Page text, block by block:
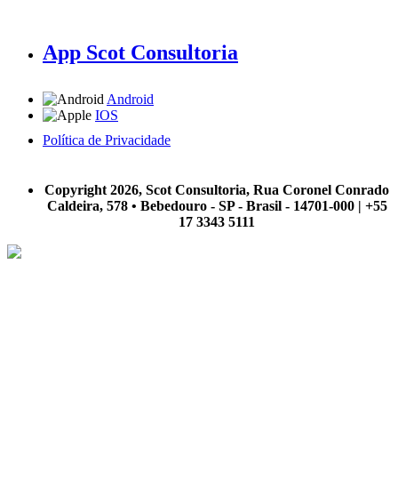
App Scot Consultoria
Android
IOS
Política de Privacidade
Copyright 2026, Scot Consultoria, Rua Coronel Conrado
Caldeira, 578 • Bebedouro - SP - Brasil - 14701-000 | +55
17 3343 5111